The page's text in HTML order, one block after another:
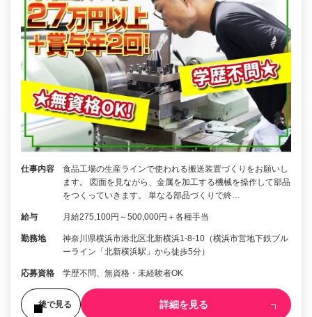
仕事内容
食品工場の生産ラインで使われる搬送装置づくりをお願いし
ます。 図面を見ながら、金属を加工する機械を操作して部品
をつくっていきます。 単なる部品づくりで終…
給与 月給275,100円～500,000円＋各種手当
勤務地
神奈川県横浜市港北区北新横浜1-8-10（横浜市営地下鉄ブル
ーライン「北新横浜駅」から徒歩5分）
応募資格 学歴不問、無資格・未経験者OK
後で見る 詳細を見る